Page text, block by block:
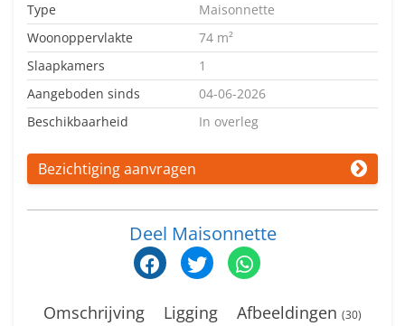
Type
Maisonnette
Woonoppervlakte
74 m²
Slaapkamers
1
Aangeboden sinds
04-06-2026
Beschikbaarheid
In overleg
Bezichtiging aanvragen
Deel Maisonnette
Omschrijving Ligging Afbeeldingen (30)